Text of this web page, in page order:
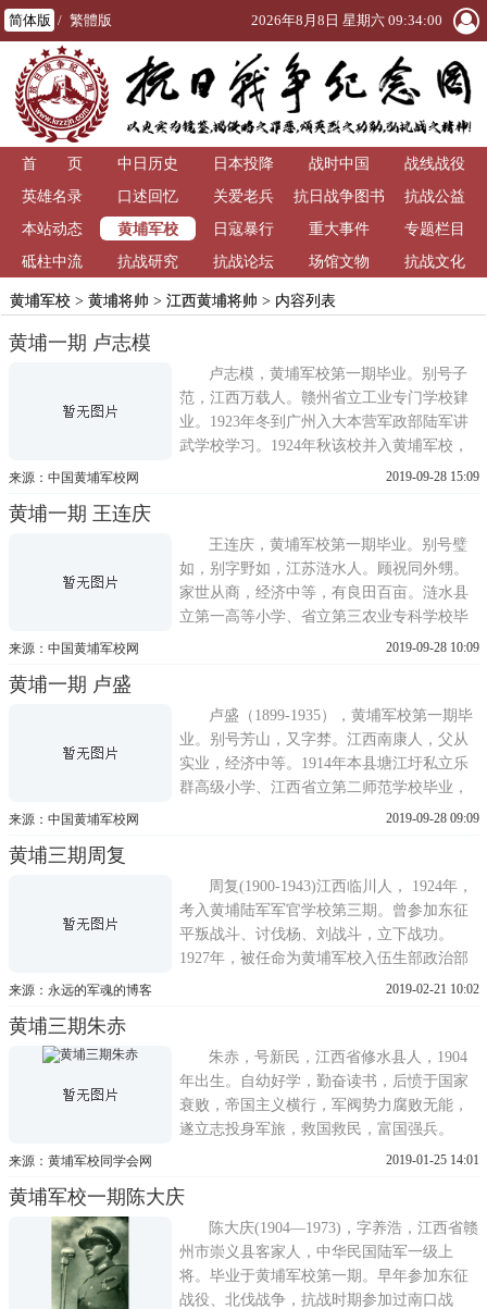
简体版 / 繁體版 2026年8月8日 星期六 09:34:00
首 页 中日历史 日本投降 战时中国
战线战役
英雄名录
口述回忆 关爱老兵
抗日战争图书
馆
抗战公益
本站动态
黄埔军校 日寇暴行 重大事件
专题栏目
砥柱中流
抗战研究 抗战论坛 场馆文物 抗战文化
黄埔军校> 黄埔将帅 > 江西黄埔将帅 > 内容列表
黄埔一期 卢志模
卢志模，黄埔军校第一期毕业。别号子
范，江西万载人。赣州省立工业专门学校肄
业。1923年冬到广州入大本营军政部陆军讲
武学校学习。1924年秋该校并入黄埔军校，
编入第六队学习。毕业后参加第一、二次东
第一军第三师连长、营附，新编第一师第二
团第三
来源：中国黄埔军校网 2019-09-28 15:09
黄埔一期 王连庆
王连庆，黄埔军校第一期毕业。别号璧
如，别字野如，江苏涟水人。顾祝同外甥。
家世从商，经济中等，有良田百亩。涟水县
立第一高等小学、省立第三农业专科学校毕
业，庐山中央军官训练团校尉班第一期、陆
传令兵、副排长。1923年到广东，投效粤军
东路讨
来源：中国黄埔军校网 2019-09-28 10:09
黄埔一期 卢盛
卢盛（1899-1935），黄埔军校第一期毕
业。别号芳山，又字棼。江西南康人，父从
实业，经济中等。1914年本县塘江圩私立乐
群高级小学、江西省立第二师范学校毕业，
1923年在江西省立第四中学任教。同年冬到
荐投考黄埔军校，入黄埔军校第一期第四队
学习。毕
来源：中国黄埔军校网 2019-09-28 09:09
黄埔三期周复
周复(1900-1943)江西临川人， 1924年，
考入黄埔陆军军官学校第三期。曾参加东征
平叛战斗、讨伐杨、刘战斗，立下战功。
1927年，被任命为黄埔军校入伍生部政治部
秘书，兼总政治部《三民周报》编辑、黄埔
读，后转明治大学习法科。1932年一二八凇
沪抗战爆发，
来源：永远的军魂的博客 2019-02-21 10:02
黄埔三期朱赤
朱赤，号新民，江西省修水县人，1904
年出生。自幼好学，勤奋读书，后愤于国家
衰败，帝国主义横行，军阀势力腐败无能，
遂立志投身军旅，救国救民，富国强兵。
1925年，孙中山先生在广州建立国民政府，
府。朱赤听闻此消息，激动万分，乃只身离
家，历尽辛苦来到广州，考入了黄埔陆军军
官学校第三期步兵科学习。
来源：黄埔军校同学会网 2019-01-25 14:01
黄埔军校一期陈大庆
陈大庆(1904—1973)，字养浩，江西省赣
州市崇义县客家人，中华民国陆军一级上
将。毕业于黄埔军校第一期。早年参加东征
战役、北伐战争，抗战时期参加过南口战